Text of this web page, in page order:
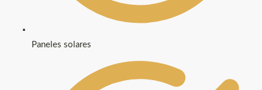
Paneles solares